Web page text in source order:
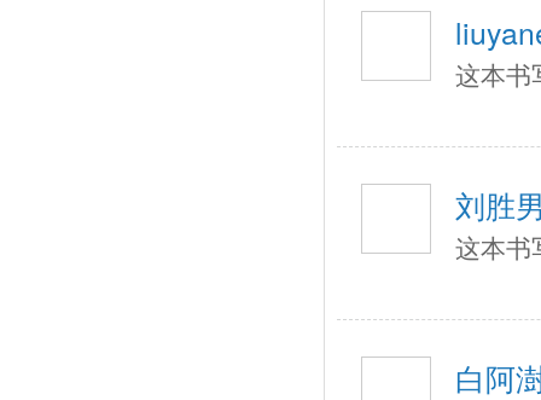
这本书
刘胜
这本书
白阿